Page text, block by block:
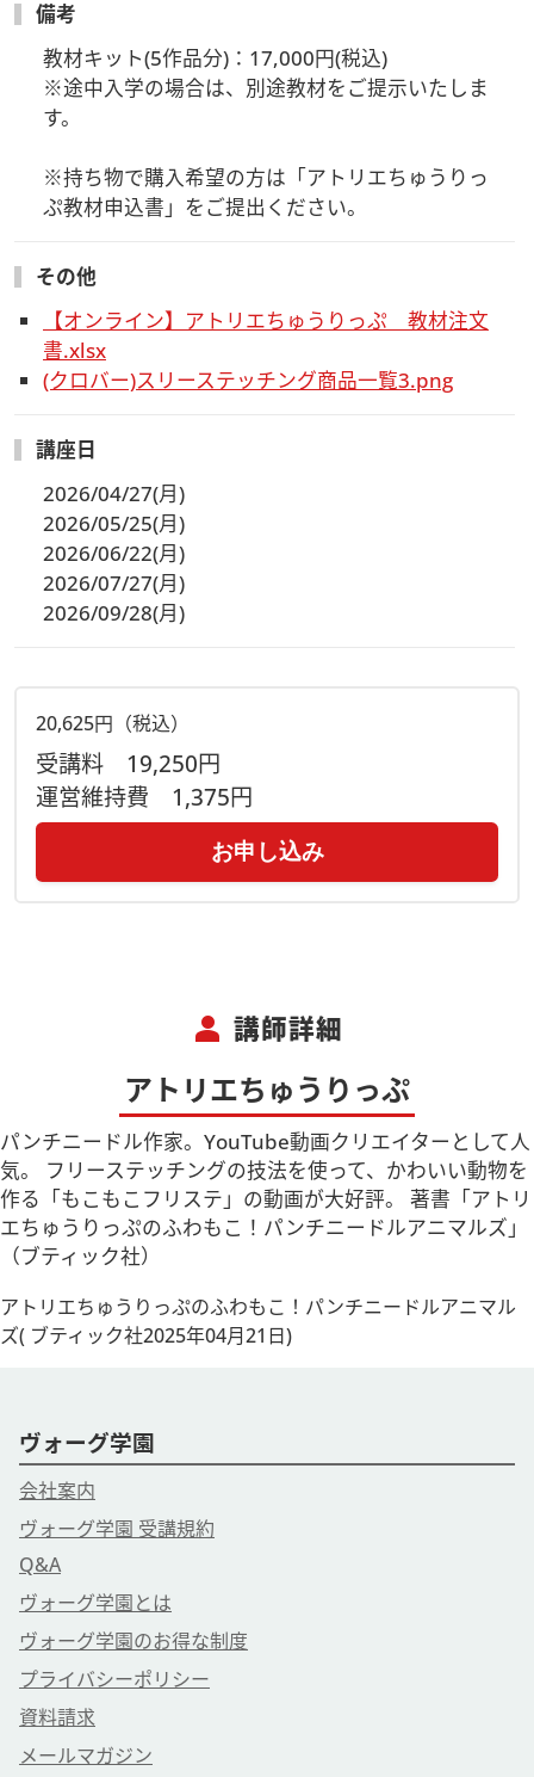
授業は日本語のみで行います。
日本国内在住の方のみご参加いただけます。
備考
教材キット(5作品分)：17,000円(税込)
※途中入学の場合は、別途教材をご提示いたしま
す。
※持ち物で購入希望の方は「アトリエちゅうりっ
ぷ教材申込書」をご提出ください。
その他
【オンライン】アトリエちゅうりっぷ 教材注文
書.xlsx
(クロバー)スリーステッチング商品一覧3.png
講座日
2026/04/27(月)
2026/05/25(月)
2026/06/22(月)
2026/07/27(月)
2026/09/28(月)
20,625円（税込）
受講料 19,250円
運営維持費 1,375円
お申し込み
person 講師詳細
アトリエちゅうりっぷ
パンチニードル作家。YouTube動画クリエイターとして人
気。 フリーステッチングの技法を使って、かわいい動物を
作る「もこもこフリステ」の動画が大好評。 著書「アトリ
エちゅうりっぷのふわもこ！パンチニードルアニマルズ」
（ブティック社）
アトリエちゅうりっぷのふわもこ！パンチニードルアニマル
ズ( ブティック社2025年04月21日)
ヴォーグ学園
会社案内
ヴォーグ学園 受講規約
Q&A
ヴォーグ学園とは
ヴォーグ学園のお得な制度
プライバシーポリシー
資料請求
メールマガジン